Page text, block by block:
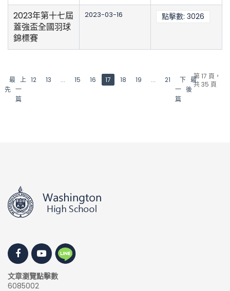
2023年第十七屆
蓋強盃全國羽球
錦標賽
2023-03-16 點擊數: 3026
第 17 頁，
共 35 頁
最
先
上
一
篇
12 13 ... 15 16 17 18 19 ... 21
下
一
篇
最
後
文章瀏覽點擊數
6085002